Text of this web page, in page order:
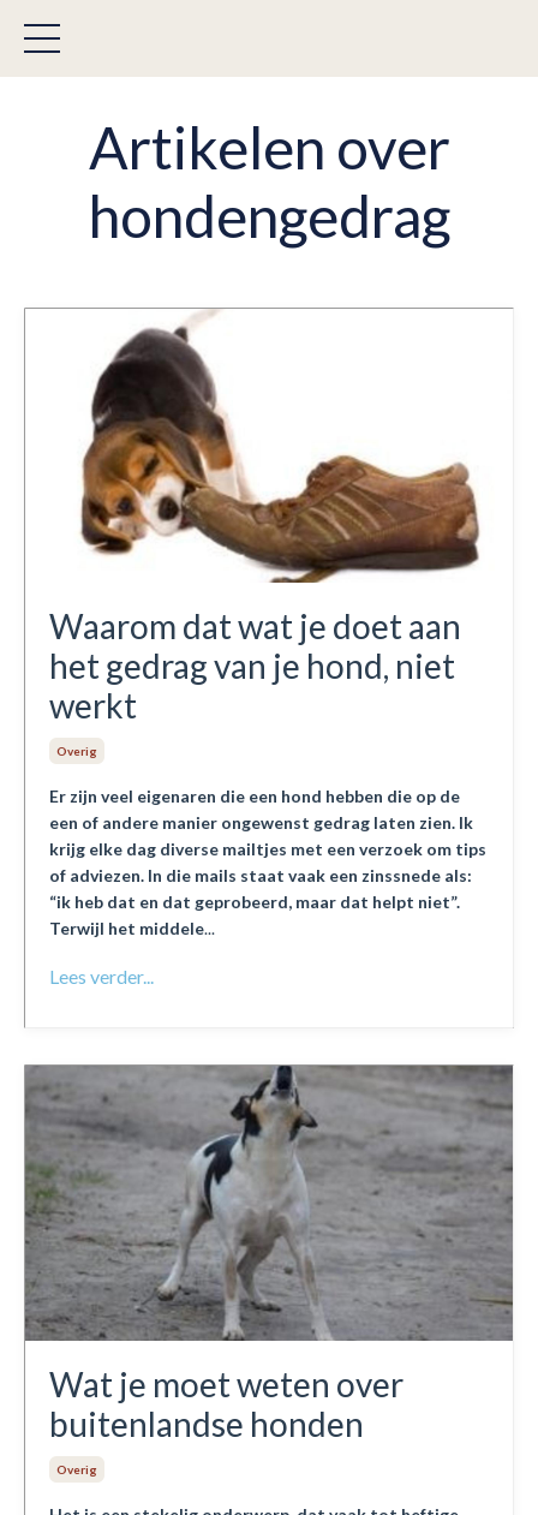
Artikelen over
hondengedrag
Waarom dat wat je doet aan
het gedrag van je hond, niet
werkt
Overig
Er zijn veel eigenaren die een hond hebben die op de
een of andere manier ongewenst gedrag laten zien. Ik
krijg elke dag diverse mailtjes met een verzoek om tips
of adviezen. In die mails staat vaak een zinssnede als:
“ik heb dat en dat geprobeerd, maar dat helpt niet”.
Terwijl het middele...
Lees verder...
Wat je moet weten over
buitenlandse honden
Overig